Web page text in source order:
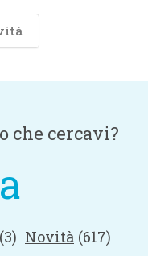
che cercavi?
(3) Novità (617)